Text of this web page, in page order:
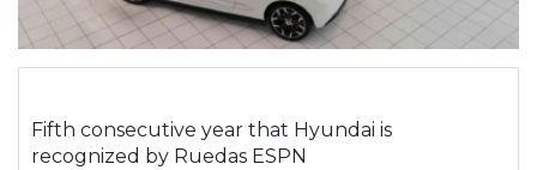
Fifth consecutive year that Hyundai is
recognized by Ruedas ESPN